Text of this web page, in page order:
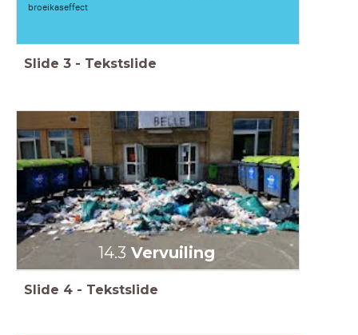
broeikaseffect
Slide 3 - Tekstslide
14.3 Vervuiling
Slide 4 - Tekstslide